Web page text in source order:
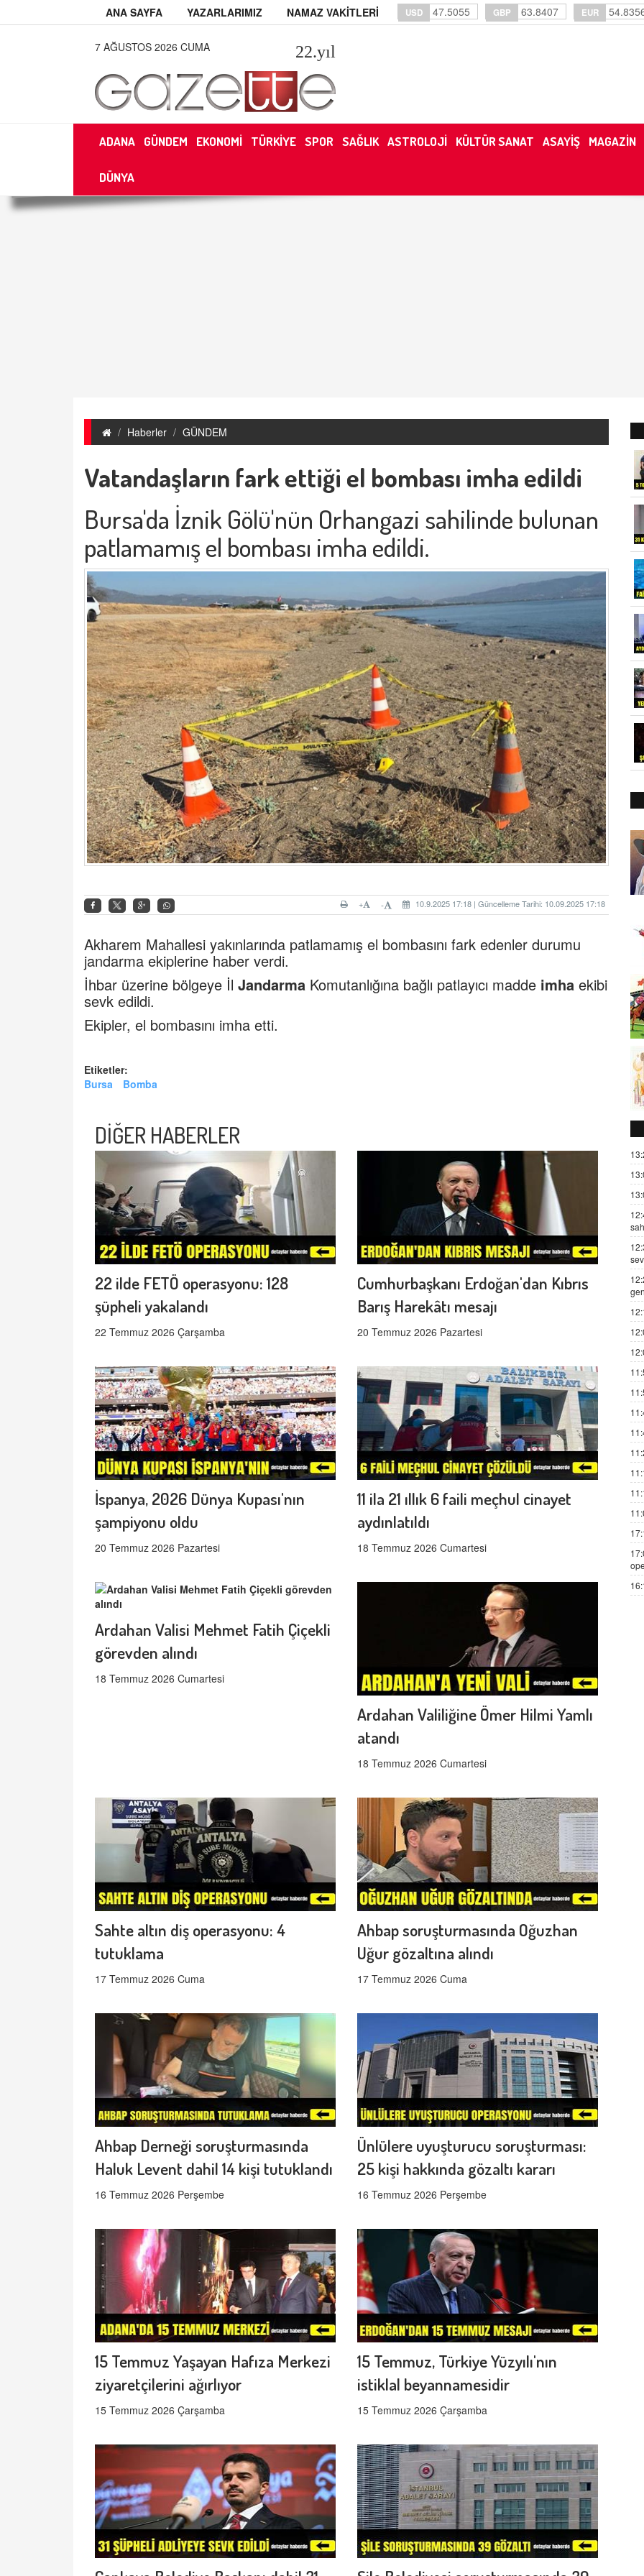
ANA SAYFA YAZARLARIMIZ NAMAZ VAKİTLERİ USD 47.5055 GBP 63.8407 EUR
7 AĞUSTOS 2026 CUMA 22.yıl
ADANA GÜNDEM EKONOMİ TÜRKİYE SPOR SAĞLIK ASTROLOJİ KÜLTÜR SANAT ASAYİŞ MAGAZİN
DÜNYA
Haberler GÜNDEM
Vatandaşların fark ettiği el bombası imha edildi
Bursa'da İznik Gölü'nün Orhangazi sahilinde bulunan
patlamamış el bombası imha edildi.
10.9.2025 17:18 | Güncelleme Tarihi: 10.09.2025 17:18
-
+
Akharem Mahallesi yakınlarında patlamamış el bombasını fark edenler durumu
jandarma ekiplerine haber verdi.
İhbar üzerine bölgeye İl Jandarma Komutanlığına bağlı patlayıcı madde imha ekibi
sevk edildi.
Ekipler, el bombasını imha etti.
Etiketler:
Bursa
Bomba
DİĞER HABERLER
22 ilde FETÖ operasyonu: 128
şüpheli yakalandı
22 Temmuz 2026 Çarşamba
Cumhurbaşkanı Erdoğan'dan Kıbrıs
Barış Harekâtı mesajı
20 Temmuz 2026 Pazartesi
İspanya, 2026 Dünya Kupası'nın
şampiyonu oldu
20 Temmuz 2026 Pazartesi
11 ila 21 ıllık 6 faili meçhul cinayet
aydınlatıldı
18 Temmuz 2026 Cumartesi
Ardahan Valisi Mehmet Fatih Çiçekli
görevden alındı
18 Temmuz 2026 Cumartesi
Ardahan Valiliğine Ömer Hilmi Yamlı
atandı
18 Temmuz 2026 Cumartesi
Sahte altın diş operasyonu: 4
tutuklama
17 Temmuz 2026 Cuma
Ahbap soruşturmasında Oğuzhan
Uğur gözaltına alındı
17 Temmuz 2026 Cuma
Ahbap Derneği soruşturmasında
Haluk Levent dahil 14 kişi tutuklandı
16 Temmuz 2026 Perşembe
Ünlülere uyuşturucu soruşturması:
25 kişi hakkında gözaltı kararı
16 Temmuz 2026 Perşembe
15 Temmuz Yaşayan Hafıza Merkezi
ziyaretçilerini ağırlıyor
15 Temmuz 2026 Çarşamba
15 Temmuz, Türkiye Yüzyılı'nın
istiklal beyannamesidir
15 Temmuz 2026 Çarşamba